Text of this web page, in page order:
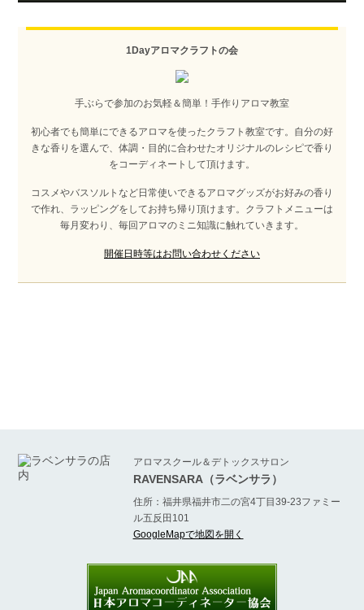
1Dayアロマクラフトの会
手ぶらで参加のお気軽＆簡単！手作りアロマ教室
初心者でも簡単にできるアロマを使ったクラフト教室です。自分の好
きな香りを選んで、体調・目的に合わせたオリジナルのレシピで香り
をコーディネートして頂けます。
コスメやバスソルトなど日常使いできるアロマグッズがお好みの香り
で作れ、ラッピングをしてお持ち帰り頂けます。クラフトメニューは
毎月変わり、毎回アロマのミニ知識に触れていきます。
開催日時等はお問い合わせください
アロマスクール＆デトックスサロン
RAVENSARA（ラベンサラ）
住所：福井県福井市二の宮4丁目39-23ファミー
ル五反田101
GoogleMapで地図を開く